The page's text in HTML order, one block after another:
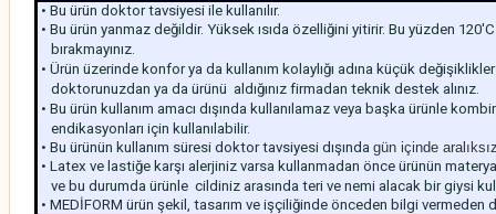
• Bu ürün doktor tavsiyesi ile kullanılır.
• Bu ürün yanmaz değildir. Yüksek ısıda özelliğini yitirir. Bu yüzden
bırakmayınız.
• Ürün üzerinde konfor ya da kullanım kolaylığı adına küçük
doktorunuzdan ya da ürünü aldığınız firmadan teknik destek alınız.
• Bu ürün kullanım amacı dışında kullanılamaz veya başka ürünle
endikasyonları için kullanılabilir.
• Bu ürünün kullanım süresi doktor tavsiyesi dışında gün içinde
• Latex ve lastiğe karşı alerjiniz varsa kullanmadan önce ürünün
ve bu durumda ürünle cildiniz arasında teri ve nemi alacak bir giysi
• MEDİFORM ürün şekil, tasarım ve işçiliğinde önceden bilgi vermeden